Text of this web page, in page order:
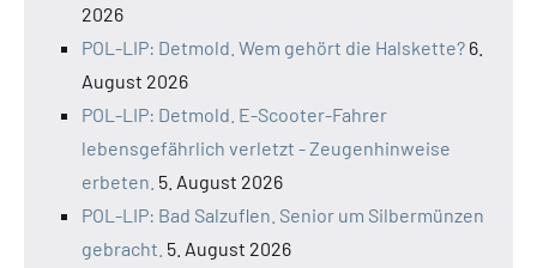
2026
POL-LIP: Detmold. Wem gehört die Halskette? 6.
August 2026
POL-LIP: Detmold. E-Scooter-Fahrer
lebensgefährlich verletzt - Zeugenhinweise
erbeten. 5. August 2026
POL-LIP: Bad Salzuflen. Senior um Silbermünzen
gebracht. 5. August 2026